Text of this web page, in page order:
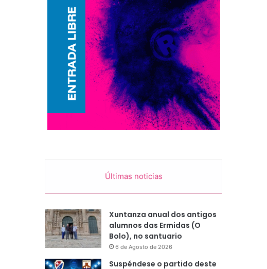
Últimas noticias
Xuntanza anual dos antigos
alumnos das Ermidas (O
Bolo), no santuario
6 de Agosto de 2026
Suspéndese o partido deste